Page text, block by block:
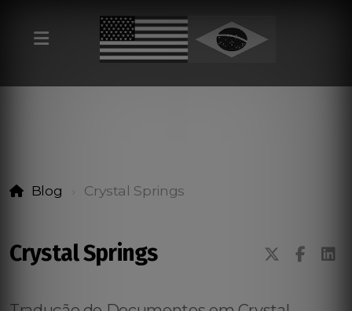
Blog Crystal Springs
Crystal Springs